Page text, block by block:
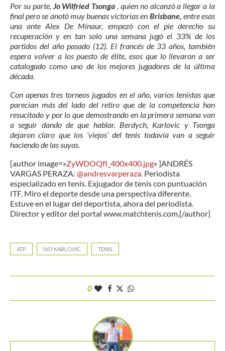
Por su parte, Jo Wilfried Tsonga, quien no alcanzó a llegar a la
final pero se anotó muy buenas victorias en Brisbane, entre esas
una ante Alex De Minaur, empezó con el pie derecho su
recuperación y en tan solo una semana jugó el 33% de los
partidos del año pasado (12). El francés de 33 años, también
espera volver a los puesto de élite, esos que lo llevaron a ser
catalogado como uno de los mejores jugadores de la última
década.
Con apenas tres torneos jugados en el año, varios tenistas que
parecían más del lado del retiro que de la competencia han
resucitado y por lo que demostrando en la primera semana van
a seguir dando de que hablar. Berdych, Karlovic y Tsonga
dejaron claro que los ‘viejos’ del tenis todavía van a seguir
haciendo de las suyas.
[author image=»ZyWDOQfI_400x400.jpg» ]ANDRÉS
VARGAS PERAZA: @andresvarperaza. Periodista
especializado en tenis. Exjugador de tenis con puntuación
ITF. Miro el deporte desde una perspectiva diferente.
Estuve en el lugar del deportista, ahora del periodista.
Director y editor del portal www.matchtenis.com.[/author]
ATP IVO KARLOVIC TENIS
0